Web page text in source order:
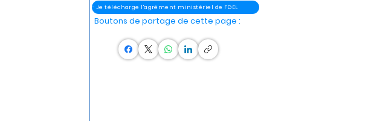
- Je télécharge l'agrément ministériel de FDEL
Boutons de partage de cette page :